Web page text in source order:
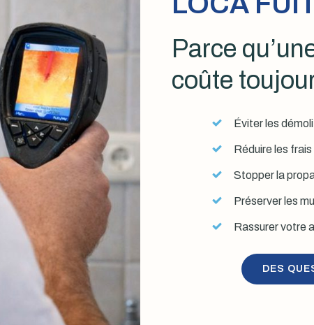
Parce
coûte
Éviter les
Réduire les
Stopper la
Préserver les
Rassurer votre
DES